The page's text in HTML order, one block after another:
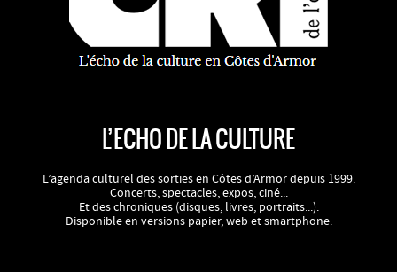
L’ECHO DE LA CULTURE
L’agenda culturel des sorties en Côtes d’Armor depuis 1999.
Concerts, spectacles, expos, ciné...
Et des chroniques (disques, livres, portraits...).
Disponible en versions papier, web et smartphone.